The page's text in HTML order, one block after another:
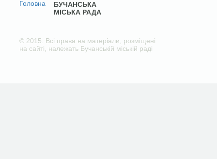
БУЧАНСЬКА
МІСЬКА РАДА
© 2015. Всі права на матеріали, розміщені
на сайті, належать Бучанській міській раді